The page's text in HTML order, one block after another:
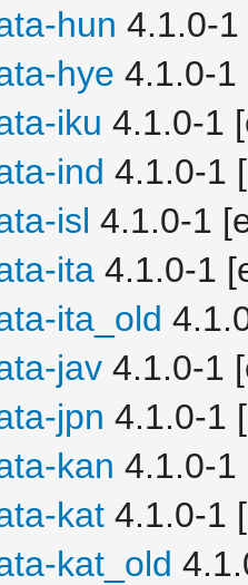
hun 4.1.0-
hye 4.1.0-1
iku 4.1.0-1
ind 4.1.0-1
isl 4.1.0-1
ita4.1.0-1
ita_old
jav4.1.0-1
jpn 4.1.0-1
kan 4.1.0-1
kat4.1.0-1
kat_old